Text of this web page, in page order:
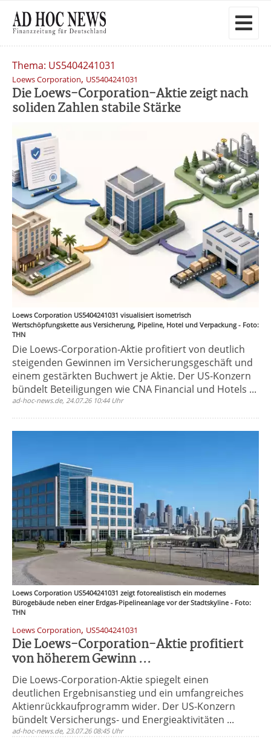
Thema: US5404241031
Loews Corporation, US5404241031
Die Loews-Corporation-Aktie zeigt nach
soliden Zahlen stabile Stärke
Loews Corporation US5404241031 visualisiert isometrisch
Wertschöpfungskette aus Versicherung, Pipeline, Hotel und Verpackung - Foto:
THN
Die Loews-Corporation-Aktie profitiert von deutlich
steigenden Gewinnen im Versicherungsgeschäft und
einem gestärkten Buchwert je Aktie. Der US-Konzern
bündelt Beteiligungen wie CNA Financial und Hotels ...
ad-hoc-news.de, 24.07.26 10:44 Uhr
Loews Corporation US5404241031 zeigt fotorealistisch ein modernes
Bürogebäude neben einer Erdgas-Pipelineanlage vor der Stadtskyline - Foto:
THN
Loews Corporation, US5404241031
Die Loews-Corporation-Aktie profitiert
von höherem Gewinn ...
Die Loews-Corporation-Aktie spiegelt einen
deutlichen Ergebnisanstieg und ein umfangreiches
Aktienrückkaufprogramm wider. Der US-Konzern
bündelt Versicherungs- und Energieaktivitäten ...
ad-hoc-news.de, 23.07.26 08:45 Uhr